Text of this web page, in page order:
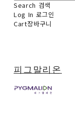
Search 검색
Log In 로그인
Cart장바구니
피그말리온